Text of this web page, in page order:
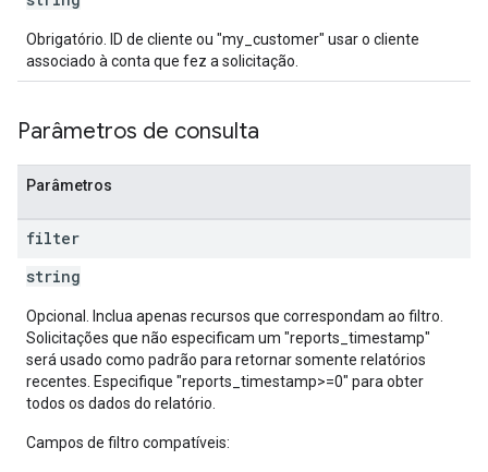
Obrigatório. ID de cliente ou "my_customer" usar o cliente
associado à conta que fez a solicitação.
Parâmetros de consulta
Parâmetros
filter
string
Opcional. Inclua apenas recursos que correspondam ao filtro.
Solicitações que não especificam um "reports_timestamp"
será usado como padrão para retornar somente relatórios
recentes. Especifique "reports_timestamp>=0" para obter
todos os dados do relatório.
Campos de filtro compatíveis: